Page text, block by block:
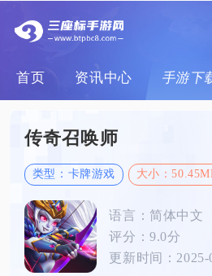
首页 资讯中心 手游下
传奇召唤师
类型：卡牌游戏 大小：
语言：简体中文
评分：9.0分
更新时间：2025-